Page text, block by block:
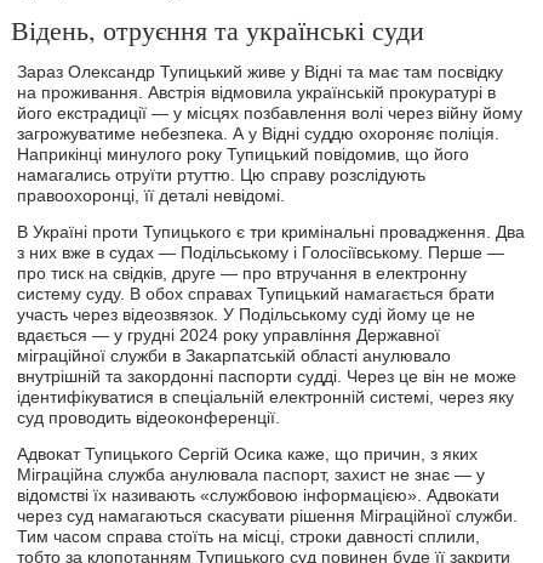
Відень, отруєння та українські суди
Зараз Олександр Тупицький живе у Відні та має там посвідку
на проживання. Австрія відмовила українській прокуратурі в
його екстрадиції — у місцях позбавлення волі через війну йому
загрожуватиме небезпека. А у Відні суддю охороняє поліція.
Наприкінці минулого року Тупицький повідомив, що його
намагались отруїти ртуттю. Цю справу розслідують
правоохоронці, її деталі невідомі.
В Україні проти Тупицького є три кримінальні провадження. Два
з них вже в судах — Подільському і Голосіївському. Перше —
про тиск на свідків, друге — про втручання в електронну
систему суду. В обох справах Тупицький намагається брати
участь через відеозвязок. У Подільському суді йому це не
вдається ― у грудні 2024 року управління Державної
міграційної служби в Закарпатській області анулювало
внутрішній та закордонні паспорти судді. Через це він не може
ідентифікуватися в спеціальній електронній системі, через яку
суд проводить відеоконференції.
Адвокат Тупицького Сергій Осика каже, що причин, з яких
Міграційна служба анулювала паспорт, захист не знає — у
відомстві їх називають «службовою інформацією». Адвокати
через суд намагаються скасувати рішення Міграційної служби.
Тим часом справа стоїть на місці, строки давності сплили,
тобто за клопотанням Тупицького суд повинен буде її закрити